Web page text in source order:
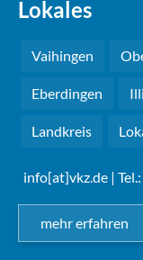
Lokales
Vaihingen
Eberdingen
Landkreis
info[at]vkz.de |
mehr erfahren